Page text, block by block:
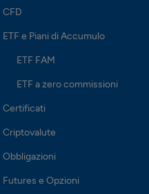
CFD
ETF e Piani di Accumulo
ETF FAM
ETF a zero commissioni
Certificati
Criptovalute
Obbligazioni
Futures e Opzioni